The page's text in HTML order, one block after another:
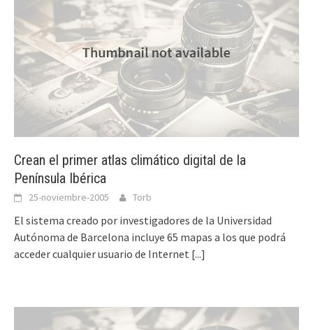
Crean el primer atlas climático digital de la
Península Ibérica
25-noviembre-2005 Torb
El sistema creado por investigadores de la Universidad
Autónoma de Barcelona incluye 65 mapas a los que podrá
acceder cualquier usuario de Internet [...]